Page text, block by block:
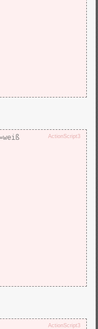
ActionScript3
ActionScript3